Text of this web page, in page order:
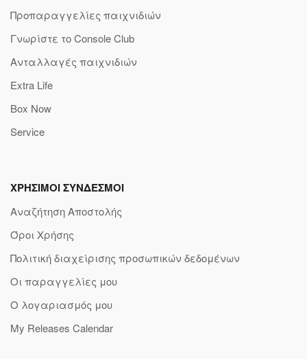
Προπαραγγελίες παιχνιδιών
Γνωρίστε το Console Club
Ανταλλαγές παιχνιδιών
Extra Life
Box Now
Service
ΧΡΗΣΙΜΟΙ ΣΥΝΔΕΣΜΟΙ
Αναζήτηση Αποστολής
Όροι Χρήσης
Πολιτική διαχείρισης προσωπικών δεδομένων
Οι παραγγελίες μου
Ο λογαριασμός μου
My Releases Calendar